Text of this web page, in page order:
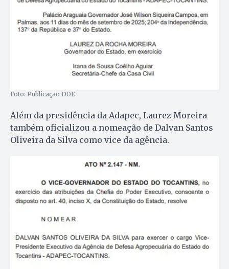
Foto: Publicação DOE
Além da presidência da Adapec, Laurez Moreira
também oficializou a nomeação de Dalvan Santos
Oliveira da Silva como vice da agência.